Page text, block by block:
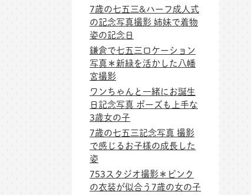
7歳の七五三&ハーフ成人式
の記念写真撮影 姉妹で着物
姿の記念日
鎌倉で七五三ロケーション
写真＊新緑を活かした八幡
宮撮影
ワンちゃんと一緒にお誕生
日記念写真 ポーズも上手な
3歳女の子
7歳の七五三記念写真 撮影
で感じるお子様の成長した
姿
753スタジオ撮影＊ピンク
の衣装が似合う7歳の女の子